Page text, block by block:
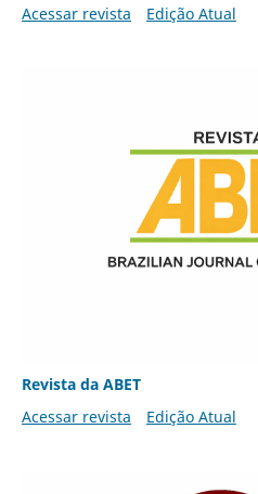
Acessar revista Edição Atual
Revista da ABET
Acessar revista
Edição Atual